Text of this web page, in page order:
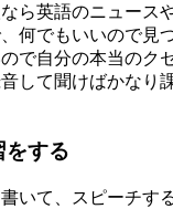
ら英語のニュース
何でもいいので見
で自分の本当のク
して聞けばかなり
をする
いて、スピーチす